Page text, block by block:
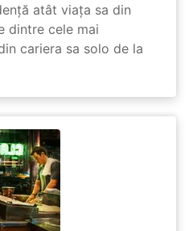
atât viața sa din
dintre cele mai
cariera sa solo de la